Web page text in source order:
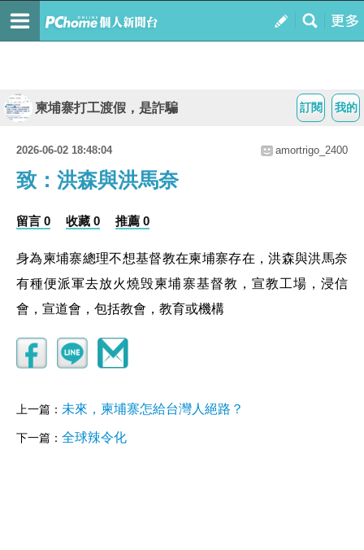
我的
訂閱
柬埔寨打工渡假，是詐騙
2026-06-02 18:48:04 amortrigo_2400
致：洪森與洪馬奈
留言 0 收藏 0 推薦 0
身為柬埔寨總理不想基督教在柬埔寨存在，洪森與洪馬奈
有種便派軍去放火燒毁柬埔寨基督教，宣教工場，浸信
會，宣道會，包括教會，教育或機構
上一篇： 未來，柬埔寨怎給台灣人絕路？
下一篇： 全球辣令化